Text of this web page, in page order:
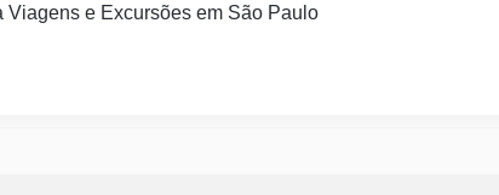
Viagens e Excursões em São Paulo